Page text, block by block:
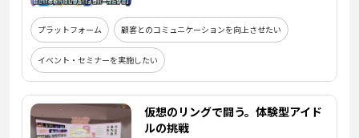
プラットフォーム 顧客とのコミュニケーションを向上させたい
イベント・セミナーを実施したい
仮想のリングで闘う。体験型アイド
ルの挑戦